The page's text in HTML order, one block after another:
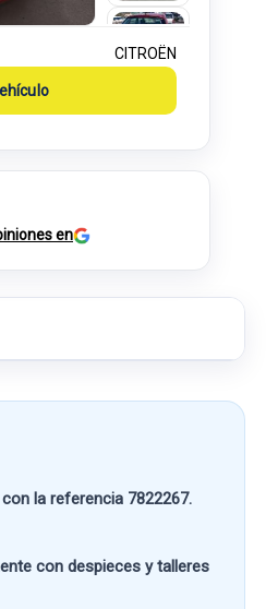
CITROËN
en
la referencia 7822267.
con despieces y talleres